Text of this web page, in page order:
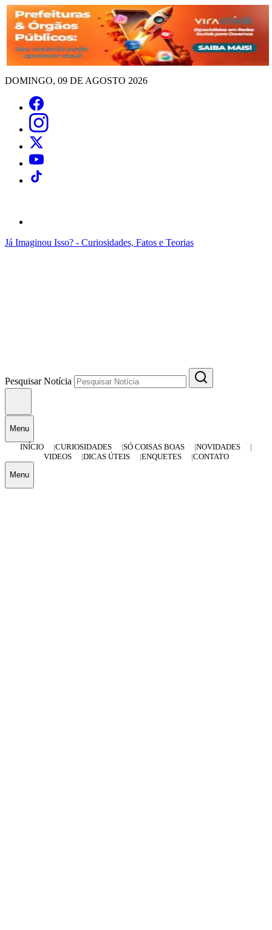
DOMINGO, 09 DE AGOSTO 2026
Já Imaginou Isso? - Curiosidades, Fatos e Teorias
Pesquisar Notícia
Menu
INÍCIO
CURIOSIDADES SÓ COISAS BOAS
NOVIDADES
VIDEOS
DICAS ÚTEIS ENQUETES CONTATO
Menu